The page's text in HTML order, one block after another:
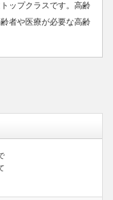
ップクラスです。高齢
者や医療が必要な高齢